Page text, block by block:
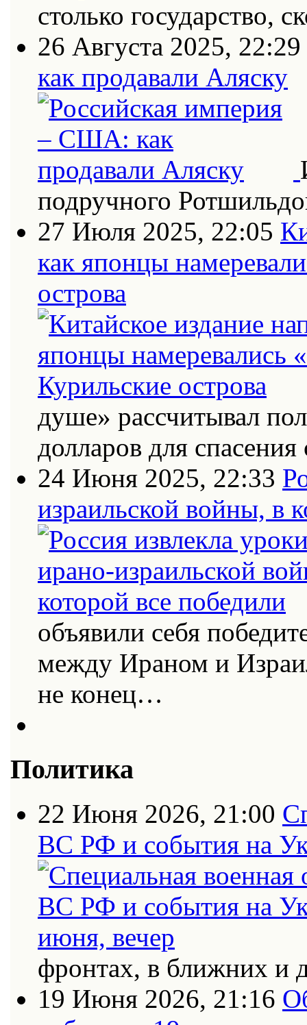
столько государство,
26 Августа 2025, 22:29
как продавали Аляску
подручного
27 Июля 2025, 22:05
как японцы
острова
душе» рассчитывал
долларов для спасения
24 Июня 2025, 22:33
израильской войны, в
объявили себя
между Ираном и
не конец…
Политика
22 Июня 2026, 21:00
ВС РФ и события на
фронтах, в ближних и
19 Июня 2026, 21:16